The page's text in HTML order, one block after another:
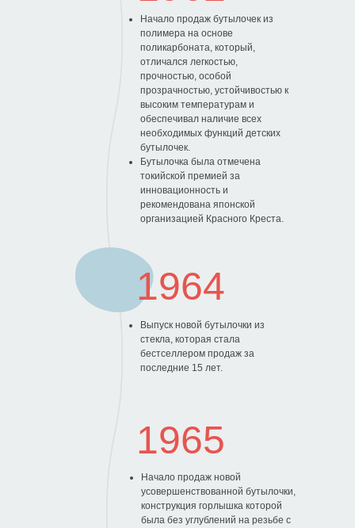
Начало продаж бутылочек из
полимера на основе
поликарбоната, который,
отличался легкостью,
прочностью, особой
прозрачностью, устойчивостью к
высоким температурам и
обеспечивал наличие всех
необходимых функций детских
бутылочек.
Бутылочка была отмечена
токийской премией за
инновационность и
рекомендована японской
организацией Красного Креста.
1965
Начало продаж новой
усовершенствованной бутылочки,
конструкция горлышка которой
была без углублений на резьбе с
1964
Выпуск новой бутылочки из
стекла, которая стала
бестселлером продаж за
последние 15 лет.
0
0